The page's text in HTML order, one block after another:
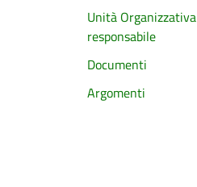
Unità Organizzativa
responsabile
Documenti
Argomenti